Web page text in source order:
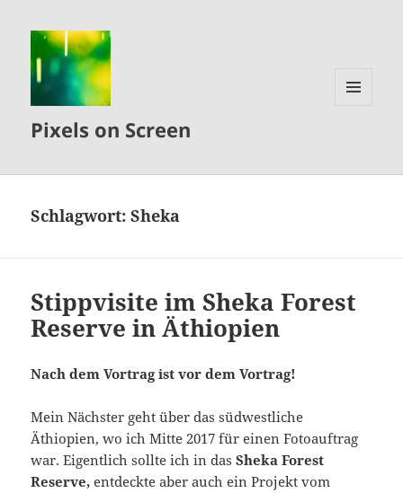
Pixels on Screen
Schlagwort:Sheka
Stippvisite im Sheka Forest
Reserve in Äthiopien
Nach dem Vortrag ist vor dem Vortrag!
Mein Nächster geht über das südwestliche
Äthiopien, wo ich Mitte 2017 für einen Fotoauftrag
war. Eigentlich sollte ich in dasSheka Forest
Reserve, entdeckte aber auch ein Projekt vom